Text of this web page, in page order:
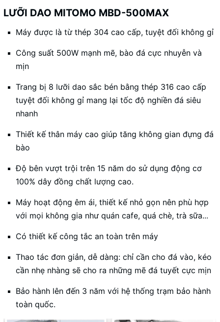
LƯỠI DAO MITOMO MBD-500MAX
Máy được là từ thép 304 cao cấp, tuyệt đối không gỉ
Công suất 500W mạnh mẽ, bào đá cực nhuyễn và
mịn
Trang bị 8 lưỡi dao sắc bén bằng thép 316 cao cấp
tuyệt đối không gỉ mang lại tốc độ nghiền đá siêu
nhanh
Thiết kế thân máy cao giúp tăng không gian đựng đá
bào
Độ bên vượt trội trên 15 năm do sử dụng động cơ
100% dây đồng chất lượng cao.
Máy hoạt động êm ái, thiết kế nhỏ gọn nên phù hợp
với mọi không gia như quán cafe, quá chè, trà sữa...
Có thiết kế công tắc an toàn trên máy
Thao tác đơn giản, dễ dàng: chỉ cần cho đá vào, kéo
cần nhẹ nhàng sẽ cho ra những mẽ đá tuyết cực mịn
Bảo hành lên đến 3 năm với hệ thống trạm bảo hành
toàn quốc.